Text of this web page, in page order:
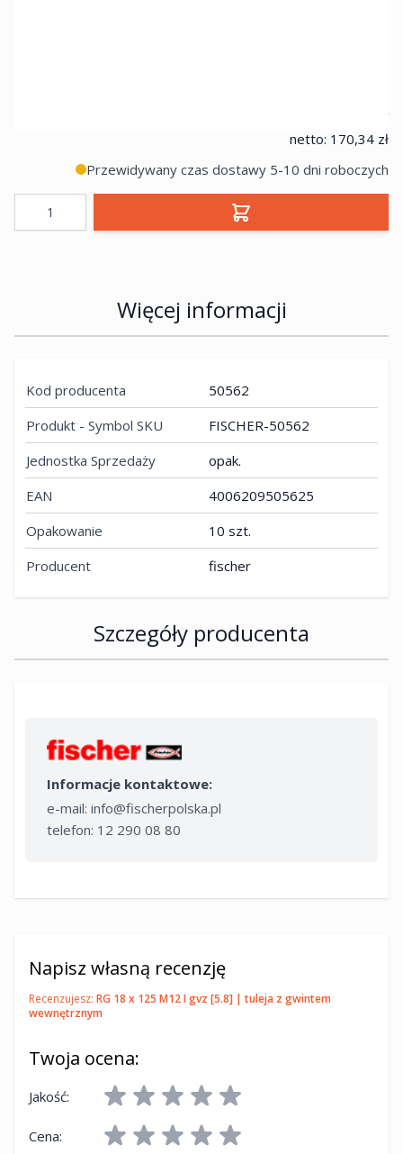
netto: 170,34 zł
Przewidywany czas dostawy 5-10 dni roboczych
Więcej informacji
Kod producenta
50562
Produkt - Symbol SKU
FISCHER-50562
Jednostka Sprzedaży
opak.
EAN
4006209505625
Opakowanie
10 szt.
Producent
fischer
Szczegóły producenta
Informacje kontaktowe:
e-mail: info@fischerpolska.pl
telefon: 12 290 08 80
Napisz własną recenzję
Recenzujesz: RG 18 x 125 M12 I gvz [5.8] | tuleja z gwintem
wewnętrznym
Twoja ocena:
Jakość:
Cena: